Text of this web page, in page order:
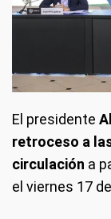
El presidente
retroceso a
circulación a
el viernes 17